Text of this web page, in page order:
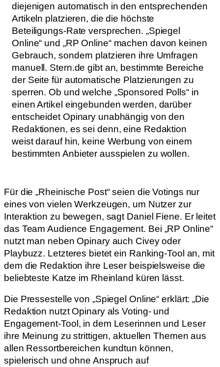
diejenigen automatisch in den entsprechenden
Artikeln platzieren, die die höchste
Beteiligungs-Rate versprechen. „Spiegel
Online“ und „RP Online“ machen davon keinen
Gebrauch, sondern platzieren ihre Umfragen
manuell. Stern.de gibt an, bestimmte Bereiche
der Seite für automatische Platzierungen zu
sperren. Ob und welche „Sponsored Polls“ in
einen Artikel eingebunden werden, darüber
entscheidet Opinary unabhängig von den
Redaktionen, es sei denn, eine Redaktion
weist darauf hin, keine Werbung von einem
bestimmten Anbieter ausspielen zu wollen.
Für die „Rheinische Post“ seien die Votings nur
eines von vielen Werkzeugen, um Nutzer zur
Interaktion zu bewegen, sagt Daniel Fiene. Er leitet
das Team Audience Engagement. Bei „RP Online“
nutzt man neben Opinary auch Civey oder
Playbuzz. Letzteres bietet ein Ranking-Tool an, mit
dem die Redaktion ihre Leser beispielsweise die
beliebteste Katze im Rheinland küren lässt.
Die Pressestelle von „Spiegel Online“ erklärt: „Die
Redaktion nutzt Opinary als Voting- und
Engagement-Tool, in dem Leserinnen und Leser
ihre Meinung zu strittigen, aktuellen Themen aus
allen Ressortbereichen kundtun können,
spielerisch und ohne Anspruch auf